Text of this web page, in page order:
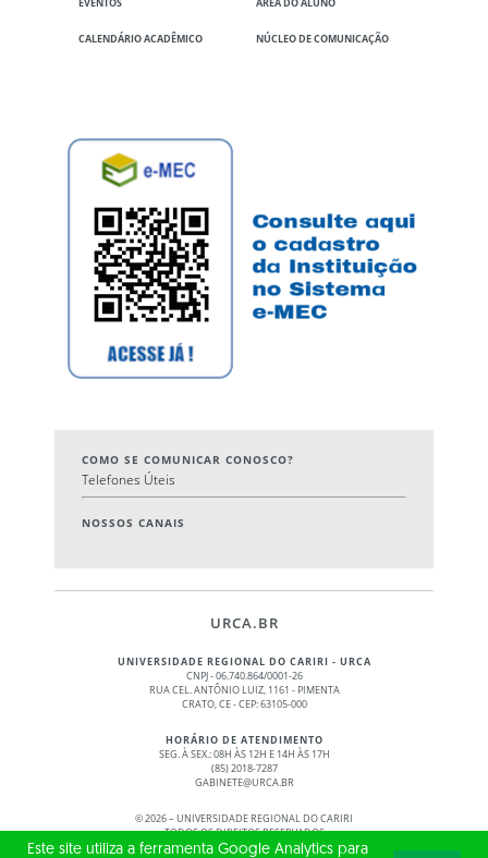
EVENTOS ÁREA DO ALUNO
CALENDÁRIO ACADÊMICO NÚCLEO DE COMUNICAÇÃO
COMO SE COMUNICAR CONOSCO?
Telefones Úteis
NOSSOS CANAIS
URCA.BR
UNIVERSIDADE REGIONAL DO CARIRI - URCA
CNPJ - 06.740.864/0001-26
RUA CEL. ANTÔNIO LUIZ, 1161 - PIMENTA
CRATO, CE - CEP: 63105-000
HORÁRIO DE ATENDIMENTO
SEG. À SEX.: 08H ÀS 12H E 14H ÀS 17H
(85) 2018-7287
GABINETE@URCA.BR
©2026 – UNIVERSIDADE REGIONAL DO CARIRI
TODOS OS DIREITOS RESERVADOS
Este site utiliza a ferramenta Google Analytics para